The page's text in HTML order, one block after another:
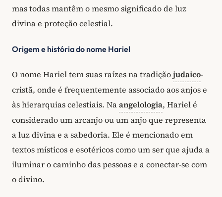
mas todas mantêm o mesmo significado de luz
divina e proteção celestial.
Origem e história do nome Hariel
O nome Hariel tem suas raízes na tradiçãojudaico-
cristã, onde é frequentemente associado aos anjos e
às hierarquias celestiais. Naangelologia, Hariel é
considerado um arcanjo ou um anjo que representa
a luz divina e a sabedoria. Ele é mencionado em
textos místicos e esotéricos como um ser que ajuda a
iluminar o caminho das pessoas e a conectar-se com
o divino.